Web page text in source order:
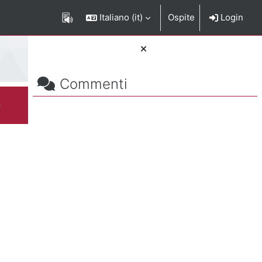
Italiano ‎(it)‎ Ospite Login
Blocchi
Salta Commenti
Commenti
del corso